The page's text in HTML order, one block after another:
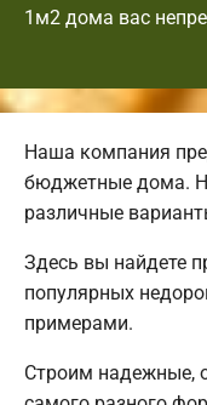
1м2 дома вас
Наша компания
бюджетные дома.
различные
Здесь вы найдете
популярных
примерами.
Строим надежные,